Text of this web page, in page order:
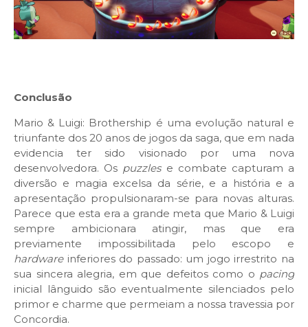
Conclusão
Mario & Luigi: Brothership é uma evolução natural e
triunfante dos 20 anos de jogos da saga, que em nada
evidencia ter sido visionado por uma nova
desenvolvedora. Os puzzles e combate capturam a
diversão e magia excelsa da série, e a história e a
apresentação propulsionaram-se para novas alturas.
Parece que esta era a grande meta que Mario & Luigi
sempre ambicionara atingir, mas que era
previamente impossibilitada pelo escopo e
hardware inferiores do passado: um jogo irrestrito na
sua sincera alegria, em que defeitos como o pacing
inicial lânguido são eventualmente silenciados pelo
primor e charme que permeiam a nossa travessia por
Concordia.